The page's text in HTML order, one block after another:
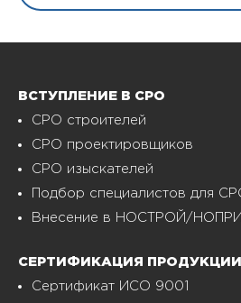
ВСТУПЛЕНИЕ В СРО
СРО строителей
СРО проектировщиков
СРО изыскателей
Подбор специалистов для
Внесение в НОСТРОЙ/
СЕРТИФИКАЦИЯ ПРОДУКЦИИ
Сертификат ИСО 9001